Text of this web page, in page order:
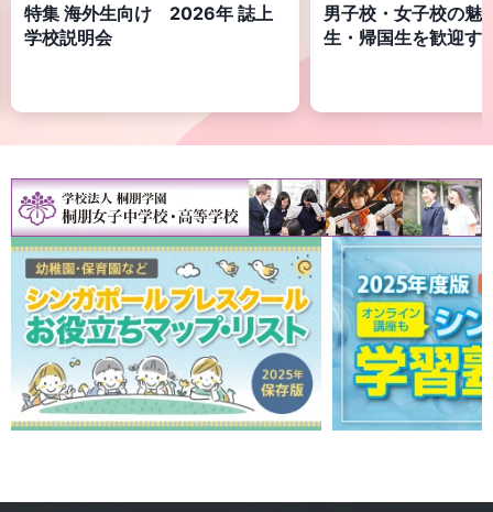
男子校・女子校の魅力 ～海外
生・帰国生を歓迎する14校
寮のある学校